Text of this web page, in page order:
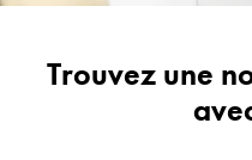
Digital Writing
Inspiration
Trouvez une